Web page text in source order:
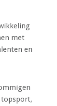
met
en
topsport,